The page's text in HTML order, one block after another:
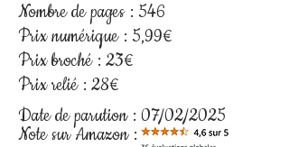
Nombre de pages : 546
Prix numérique : 5,99€
Prix broché : 23€
Prix relié : 28€
Date de parution : 07/02/2025
Note sur Amazon :